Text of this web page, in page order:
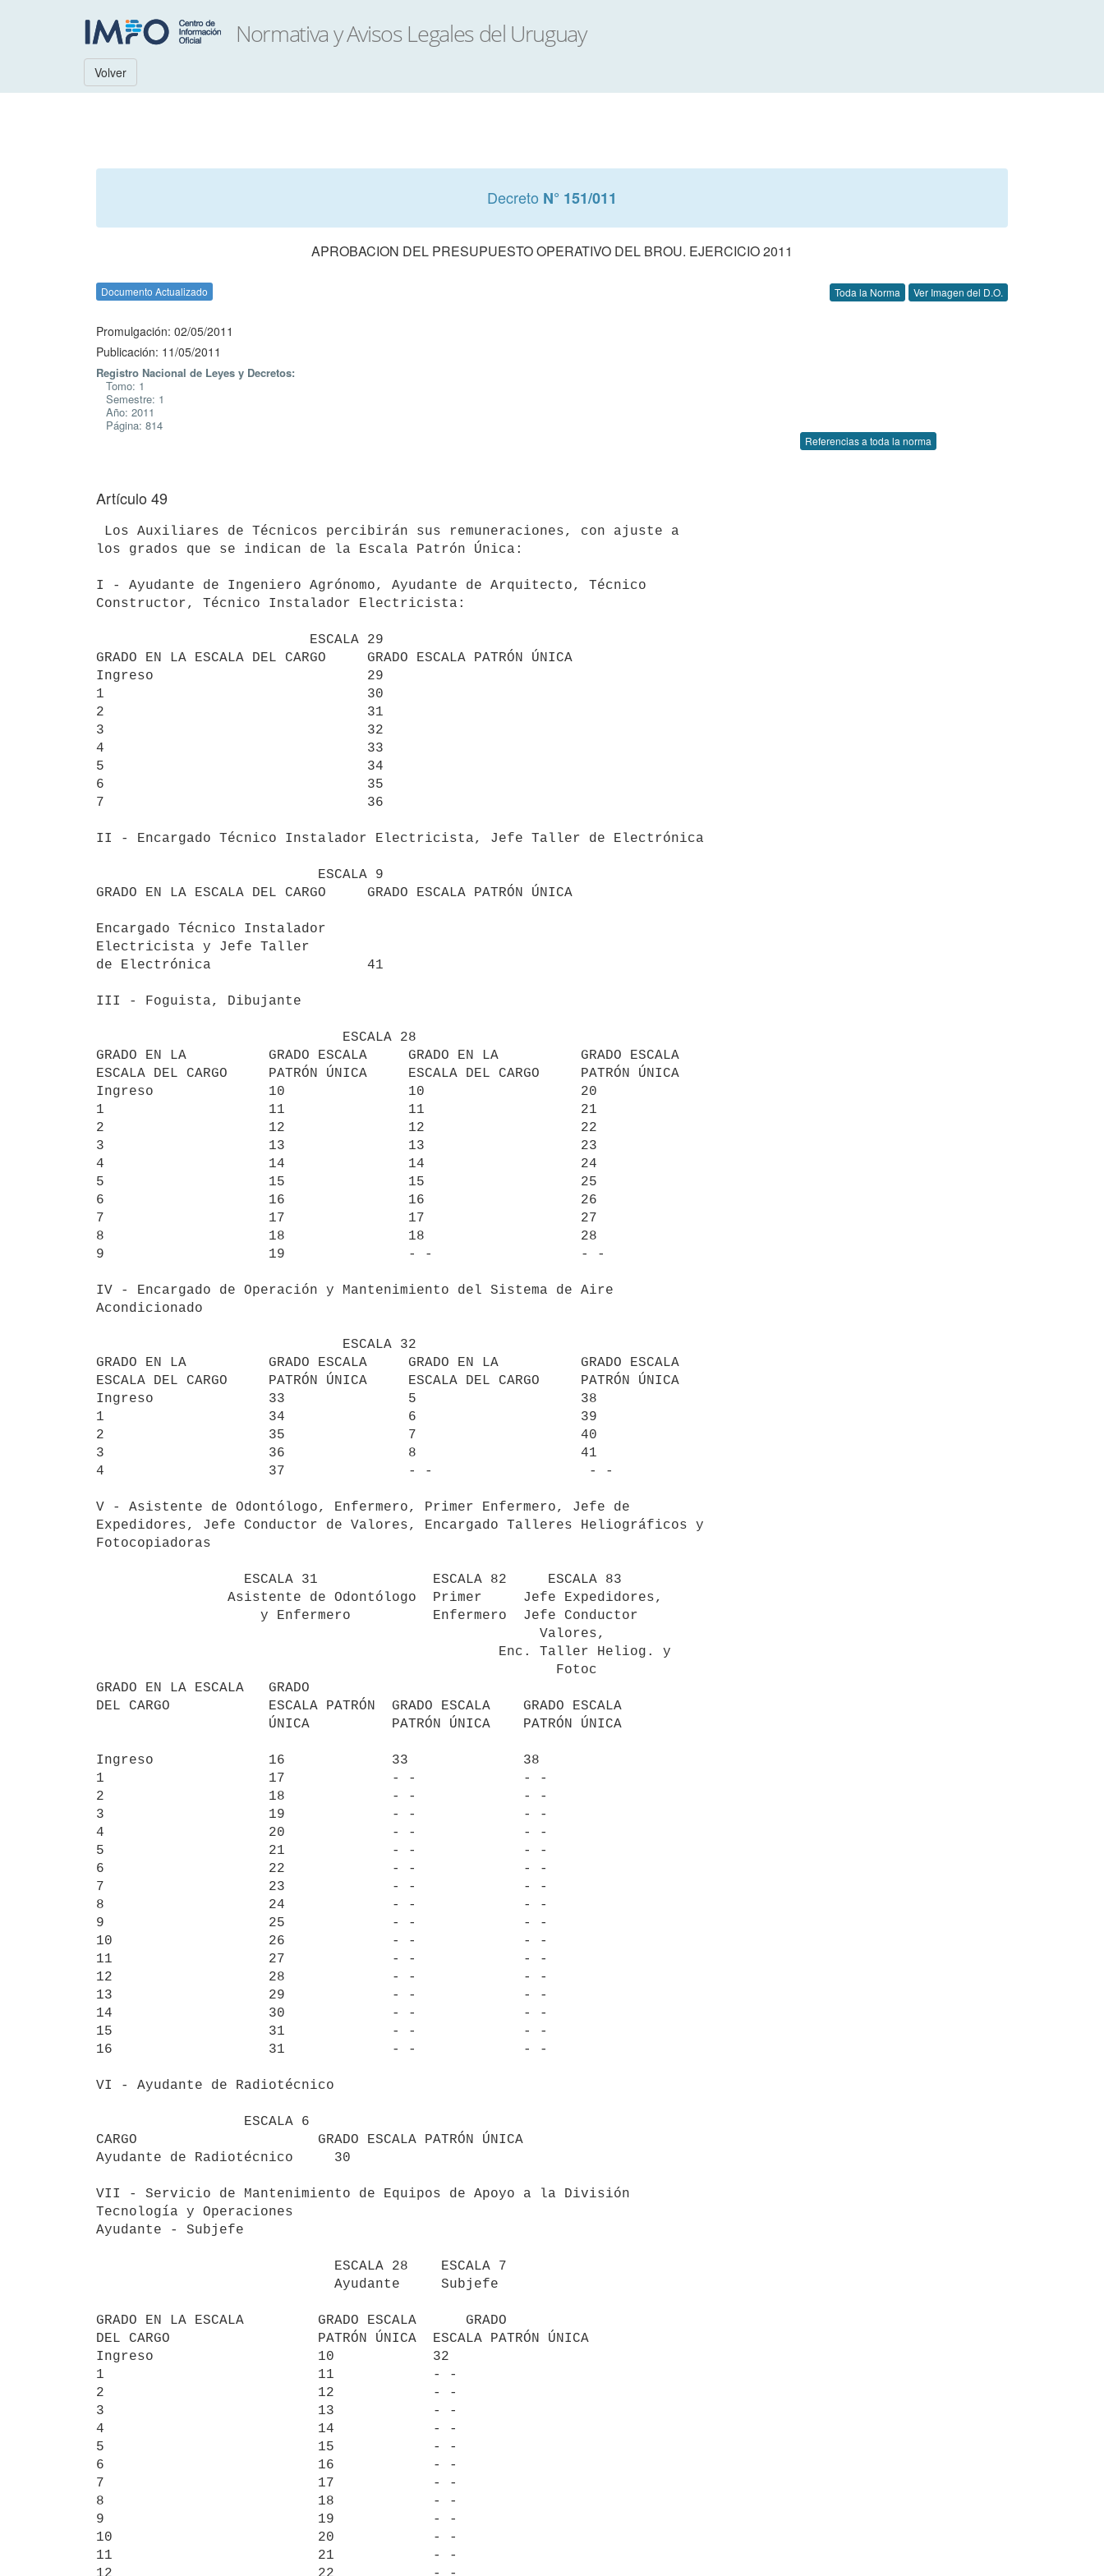
Volver
Decreto N° 151/011
APROBACION DEL PRESUPUESTO OPERATIVO DEL BROU. EJERCICIO 2011
Documento Actualizado Toda la Norma Ver Imagen del D.O.
Promulgación: 02/05/2011
Publicación: 11/05/2011
Registro Nacional de Leyes y Decretos:
Tomo: 1
Semestre: 1
Año: 2011
Página: 814
Referencias a toda la norma
Artículo 49
los grados que se indican de la Escala Patrón Única:
I - Ayudante de Ingeniero Agrónomo, Ayudante de Arquitecto, Técnico
Constructor, Técnico Instalador Electricista:
GRADO EN LA ESCALA DEL CARGO     GRADO ESCALA PATRÓN ÚNICA
Ingreso                          29
1                                30
2                                31
3                                32
4                                33
5                                34
6                                35
7                                36
II - Encargado Técnico Instalador Electricista, Jefe Taller de Electrónica
GRADO EN LA ESCALA DEL CARGO     GRADO ESCALA PATRÓN ÚNICA
Encargado Técnico Instalador
Electricista y Jefe Taller
de Electrónica                   41
III - Foguista, Dibujante
GRADO EN LA          GRADO ESCALA     GRADO EN LA          GRADO ESCALA
ESCALA DEL CARGO     PATRÓN ÚNICA     ESCALA DEL CARGO     PATRÓN ÚNICA
Ingreso              10               10                   20
1                    11               11                   21
2                    12               12                   22
3                    13               13                   23
4                    14               14                   24
5                    15               15                   25
6                    16               16                   26
7                    17               17                   27
8                    18               18                   28
9                    19               - -                  - -
IV - Encargado de Operación y Mantenimiento del Sistema de Aire
Acondicionado
GRADO EN LA          GRADO ESCALA     GRADO EN LA          GRADO ESCALA
ESCALA DEL CARGO     PATRÓN ÚNICA     ESCALA DEL CARGO     PATRÓN ÚNICA
Ingreso              33               5                    38
1                    34               6                    39
2                    35               7                    40
3                    36               8                    41
4                    37               - -                   - -
V - Asistente de Odontólogo, Enfermero, Primer Enfermero, Jefe de
Expedidores, Jefe Conductor de Valores, Encargado Talleres Heliográficos y
Fotocopiadoras
GRADO EN LA ESCALA   GRADO
DEL CARGO            ESCALA PATRÓN  GRADO ESCALA    GRADO ESCALA
Ingreso              16             33              38
1                    17             - -             - -
2                    18             - -             - -
3                    19             - -             - -
4                    20             - -             - -
5                    21             - -             - -
6                    22             - -             - -
7                    23             - -             - -
8                    24             - -             - -
9                    25             - -             - -
10                   26             - -             - -
11                   27             - -             - -
12                   28             - -             - -
13                   29             - -             - -
14                   30             - -             - -
15                   31             - -             - -
16                   31             - -             - -
VI - Ayudante de Radiotécnico
CARGO                      GRADO ESCALA PATRÓN ÚNICA
Ayudante de Radiotécnico     30
VII - Servicio de Mantenimiento de Equipos de Apoyo a la División
Tecnología y Operaciones
Ayudante - Subjefe
GRADO EN LA ESCALA         GRADO ESCALA      GRADO
DEL CARGO                  PATRÓN ÚNICA  ESCALA PATRÓN ÚNICA
Ingreso                    10            32
1                          11            - -
2                          12            - -
3                          13            - -
4                          14            - -
5                          15            - -
6                          16            - -
7                          17            - -
8                          18            - -
9                          19            - -
10                         20            - -
11                         21            - -